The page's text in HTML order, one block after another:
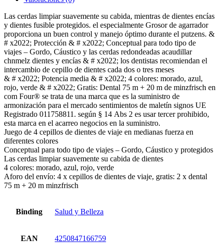
Las cerdas limpiar suavemente su cabida, mientras de dientes encías
y dientes fusible protegidos. el especialmente Grosor de agarrador
proporciona un buen control y manejo óptimo durante el putzens. &
# x2022; Protección & # x2022; Conceptual para todo tipo de
viajes – Gordo, Cáustico y las cerdas redondeadas acaudillar
chnmelz dientes y encías & # x2022; los dentistas recomiendan el
intercambio de cepillo de dientes cada dos o tres meses
& # x2022; Potencia media & # x2022; 4 colores: morado, azul,
rojo, verde & # x2022; Gratis: Dental 75 m + 20 m de minzfrisch en
com Four® se trata de una marca que es la suministro de
armonización para el mercado sentimientos de maletín signos UE
Registrado 011758811. según § 14 Abs 2 es usar tercer prohibido,
esta marca en el acarreo negocios en la suministro.
Juego de 4 cepillos de dientes de viaje en medianas fuerza en
diferentes colores
Conceptual para todo tipo de viajes – Gordo, Cáustico y protegidos
Las cerdas limpiar suavemente su cabida de dientes
4 colores: morado, azul, rojo, verde
Aforo del envío: 4 x cepillos de dientes de viaje, gratis: 2 x dental
75 m + 20 m minzfrisch
Binding Salud y Belleza
EAN 4250847166759